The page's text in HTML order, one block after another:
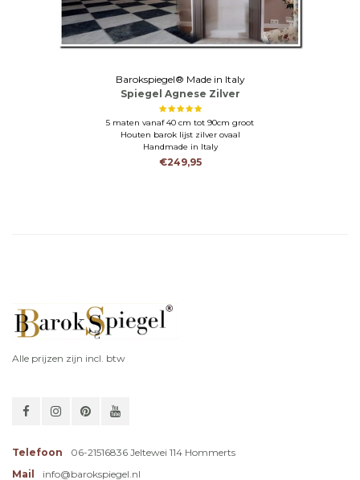
Barokspiegel® Made in Italy
Spiegel Agnese Zilver
5 maten vanaf 40 cm tot 90cm groot
Houten barok lijst zilver ovaal
Handmade in Italy
€249,95
Alle prijzen zijn incl. btw
Telefoon
06-21516836 Jeltewei 114 Hommerts
Mail
info@barokspiegel.nl